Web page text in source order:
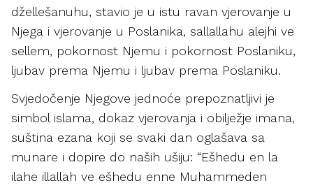
džellešanuhu, stavio je u istu ravan vjerovanje u
Njega i vjerovanje u Poslanika, sallallahu alejhi ve
sellem, pokornost Njemu i pokornost Poslaniku,
ljubav prema Njemu i ljubav prema Poslaniku.
Svjedočenje Njegove jednoće prepoznatljivi je
simbol islama, dokaz vjerovanja i obilježje imana,
suština ezana koji se svaki dan oglašava sa
munare i dopire do naših ušiju: “Ešhedu en la
ilahe illallah ve ešhedu enne Muhammeden